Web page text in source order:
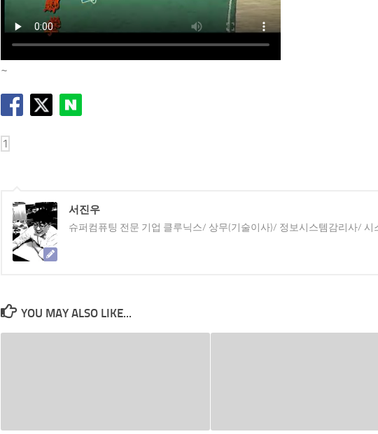
~
서진우
슈퍼컴퓨팅 전문 기업 클루닉스/ 상무(기술이사)/ 정보시스템감리사/ 시
YOU MAY ALSO LIKE...